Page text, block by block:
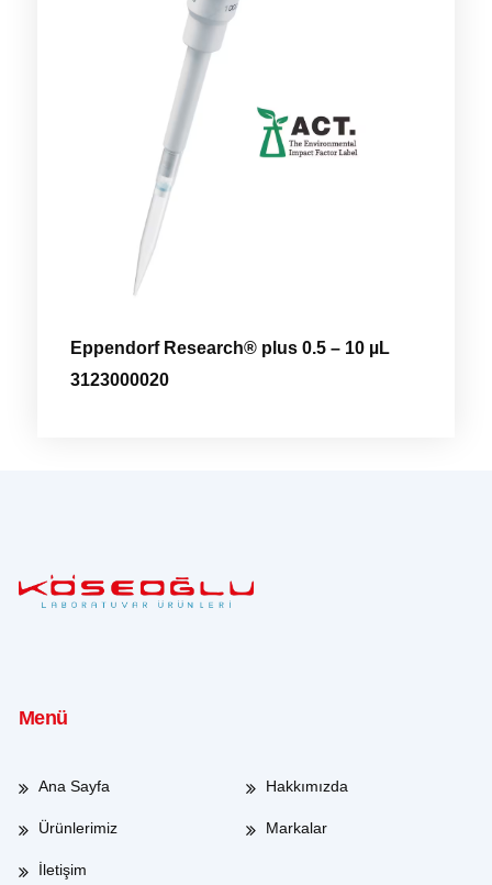
Eppendorf Research® plus 0.5 – 10 µL
3123000020
Menü
Ana Sayfa Hakkımızda
Ürünlerimiz Markalar
İletişim